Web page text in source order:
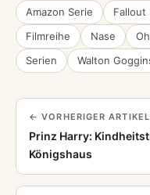
Amazon Serie Fallout
Filmreihe
Nase
Serien
Walton
← VORHERIGER ARTIKEL
Prinz Harry:
Königshaus